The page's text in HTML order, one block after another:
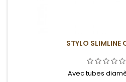
STYLO SLIMLINE
Avec tubes